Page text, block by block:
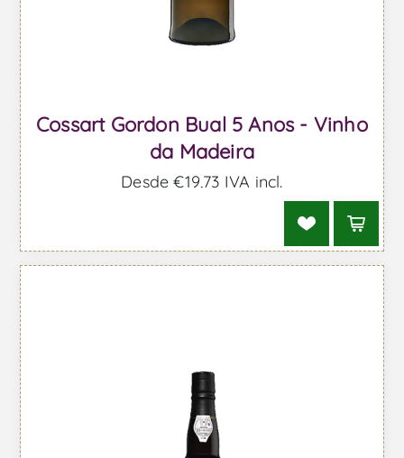
Cossart Gordon Bual 5 Anos - Vinho
da Madeira
Desde €19,73 IVA incl.